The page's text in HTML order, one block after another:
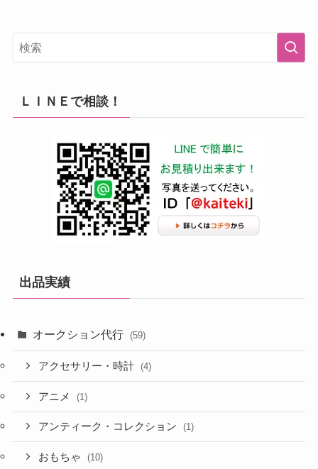
ＬＩＮＥで相談！
出品実績
オークション代行 (59)
アクセサリー・時計 (4)
アニメ (1)
アンティーク・コレクション (1)
おもちゃ (10)